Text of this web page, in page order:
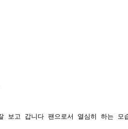
보고 갑니다 팬으로서 열심히 하는 모